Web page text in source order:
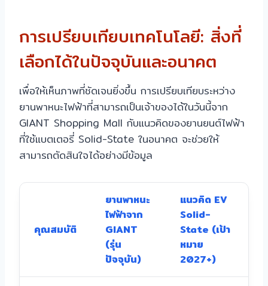
การเปรียบเทียบเทคโนโลยี: สิ่งที่
เลือกได้ในปัจจุบันและอนาคต
เพื่อให้เห็นภาพที่ชัดเจนยิ่งขึ้น การเปรียบเทียบระหว่าง
ยานพาหนะไฟฟ้าที่สามารถเป็นเจ้าของได้ในวันนี้จาก
GIANT Shopping Mall กับแนวคิดของยานยนต์ไฟฟ้า
ที่ใช้แบตเตอรี่ Solid-State ในอนาคต จะช่วยให้
สามารถตัดสินใจได้อย่างมีข้อมูล
คุณสมบัติ
ยานพาหนะ
ไฟฟ้าจาก
GIANT
(รุ่น
ปัจจุบัน)
แนวคิด EV
Solid-
State (เป้า
หมาย
2027+)